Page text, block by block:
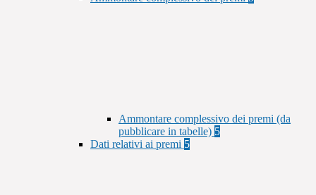
Ammontare complessivo dei premi (da
pubblicare in tabelle) 5
Dati relativi ai premi 5